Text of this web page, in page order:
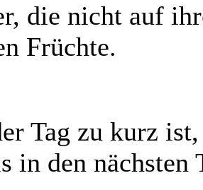
die nicht auf
Früchte.
Tag zu kurz
in den nächsten